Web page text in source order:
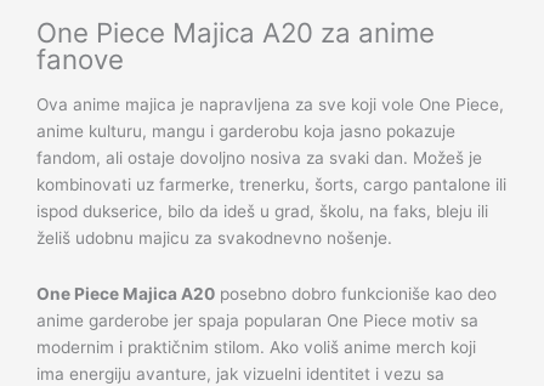
One Piece Majica A20 za anime
fanove
Ova anime majica je napravljena za sve koji vole One Piece,
anime kulturu, mangu i garderobu koja jasno pokazuje
fandom, ali ostaje dovoljno nosiva za svaki dan. Možeš je
kombinovati uz farmerke, trenerku, šorts, cargo pantalone ili
ispod dukserice, bilo da ideš u grad, školu, na faks, bleju ili
želiš udobnu majicu za svakodnevno nošenje.
One Piece Majica A20 posebno dobro funkcioniše kao deo
anime garderobe jer spaja popularan One Piece motiv sa
modernim i praktičnim stilom. Ako voliš anime merch koji
ima energiju avanture, jak vizuelni identitet i vezu sa